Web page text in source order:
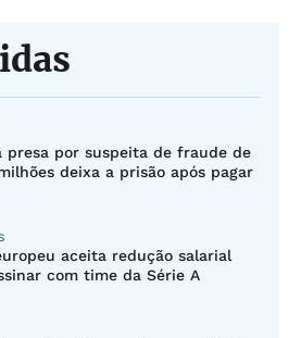
presa por suspeita de fraude de
deixa a prisão após pagar
aceita redução salarial
com time da Série A